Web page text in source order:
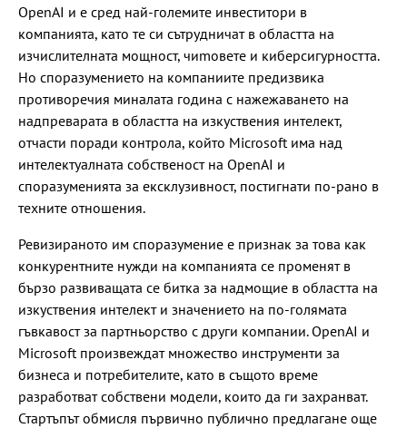
OpenAI и е сред най-големите инвеститори в
компанията, като те си сътрудничат в областта на
изчислителната мощност, чиmовете и киберсигурността.
Но споразумението на компаниите предизвика
противоречия миналата година с нажежаването на
надпреварата в областта на изкуствения интелект,
отчасти поради контрола, който Microsoft има над
интелектуалната собственост на OpenAI и
споразуменията за ексклузивност, постигнати по-рано в
техните отношения.
Ревизираното им споразумение е признак за това как
конкурентните нужди на компанията се променят в
бързо развиващата се битка за надмощие в областта на
изкуствения интелект и значението на по-голямата
гъвкавост за партньорство с други компании. OpenAI и
Microsoft произвеждат множество инструменти за
бизнеса и потребителите, като в същото време
разработват собствени модели, които да ги захранват.
Стартъпът обмисля първично публично предлагане още